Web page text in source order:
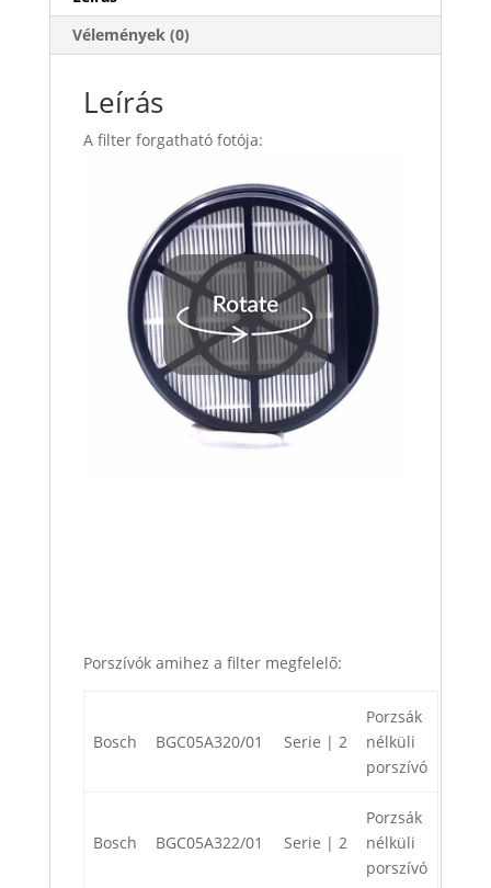
Vélemények (0)
Leírás
A filter forgatható fotója:
Porszívók amihez a filter megfelelő:
Bosch BGC05A320/01 Serie | 2
Porzsák
nélküli
porszívó
Bosch BGC05A322/01 Serie | 2
Porzsák
nélküli
porszívó